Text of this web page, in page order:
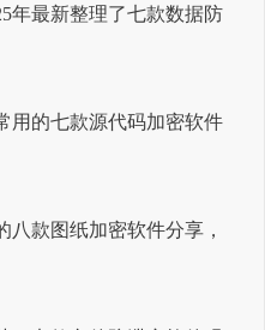
年最新整理了七款数据防
用的七款源代码加密软件
款图纸加密软件分享，